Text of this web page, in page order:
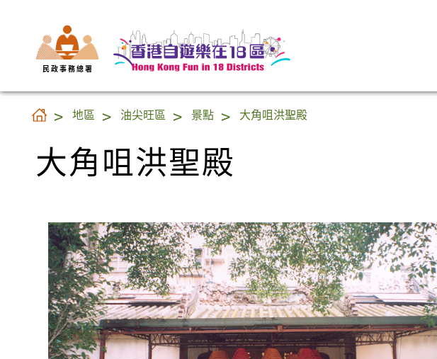
民 政 事 務 總 署
大角咀洪聖殿
地區 油尖旺區 景點 大角咀洪聖殿
大角咀洪聖殿